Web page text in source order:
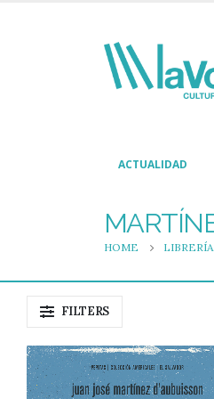
ACTUALIDAD
HOME LIBRERÍA
FILTERS